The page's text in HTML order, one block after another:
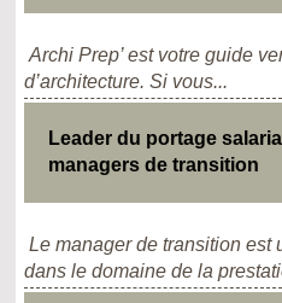
Archi Prep’ est votre guide
d’architecture. Si vous...
Leader du portage
managers de transition
Le manager de transition est
dans le domaine de la